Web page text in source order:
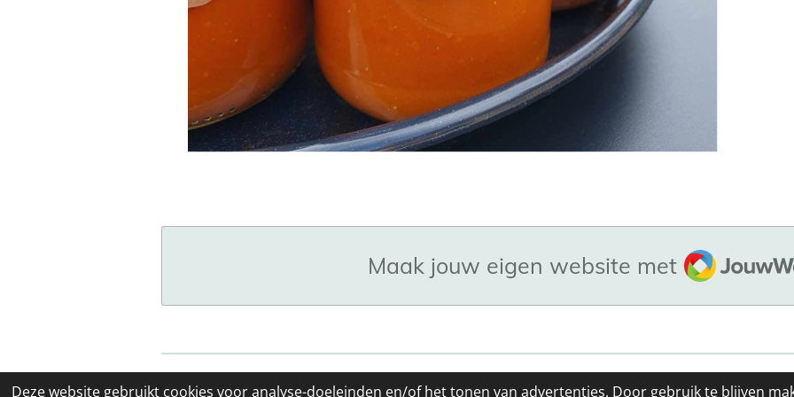
Deze website gebruikt cookies voor analyse-doeleinden en/of het tonen van advertenties. Door gebruik te blijven
Maak jouw eigen website met JouwWeb
© 2021 - 2026 Stefanie's keuken